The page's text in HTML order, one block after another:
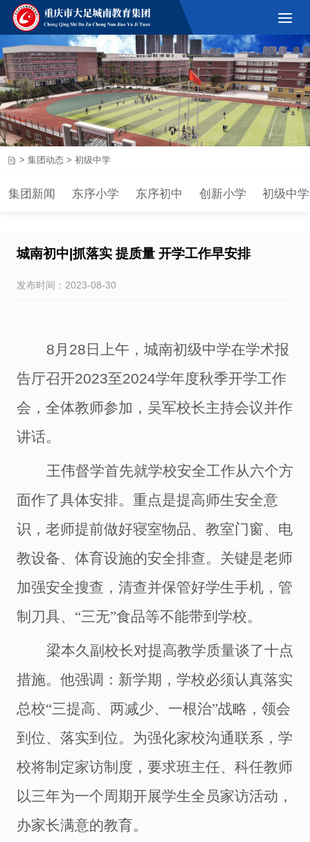
集团新闻 东序小学 东序初中 创新小学 初级中学
> 集团动态> 初级中学
城南初中|抓落实 提质量 开学工作早安排
发布时间：2023-08-30
8月28日上午，城南初级中学在学术报
告厅召开2023至2024学年度秋季开学工作
会， 全体教师参加，吴军校长主持会议并作
讲话。
王伟督学首先就学校安全工作从六个方
面作了具体安排。 重点是提高师生安全意
识 ，老师提前做好寝室物品、教室门窗、电
教设备、体育设施的安全排查。 关键是老师
加强安全搜查， 清查并保管好学生手机， 管
制刀具、 “三无”食品等不能带到学校。
梁本久副校长对提高教学质量谈了十点
措施。他强调：新学期，学校必须认真落实
总校“三提高、两减少、一根治”战略 ，领会
到位、落实到位。 为强化家校沟通联系，学
校将制定家访制度，要求班主任、科任教师
以三年为一个周期开展学生全员家访活动，
办家长满意的教育。